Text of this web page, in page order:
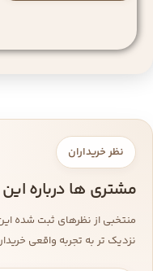
نظر خریداران
مشتری ها درباره
منتخبی از نظرهای ثبت شده
نزدیک تر به تجربه واقعی